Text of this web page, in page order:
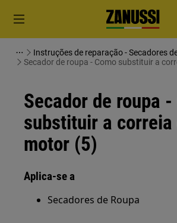
Instruções de reparação - Secadores
Secador de roupa - Como substituir a
Secador de roupa -
substituir a correia
motor (5)
Aplica-se a
Secadores de Roupa